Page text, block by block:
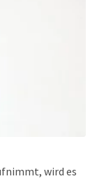
wird es